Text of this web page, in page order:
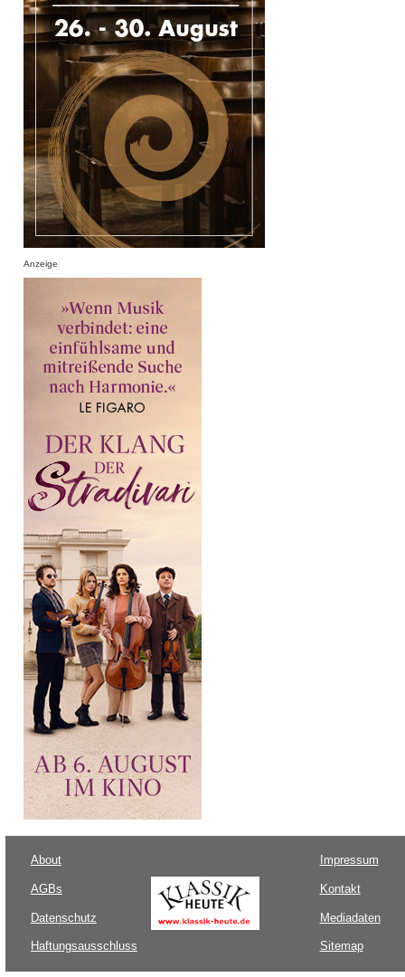
Anzeige
About
AGBs
Datenschutz
Haftungsausschluss
Impressum
Kontakt
Mediadaten
Sitemap